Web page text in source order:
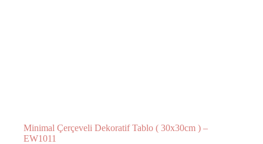
Minimal Çerçeveli Dekoratif Tablo ( 30x30cm ) –
EW1011